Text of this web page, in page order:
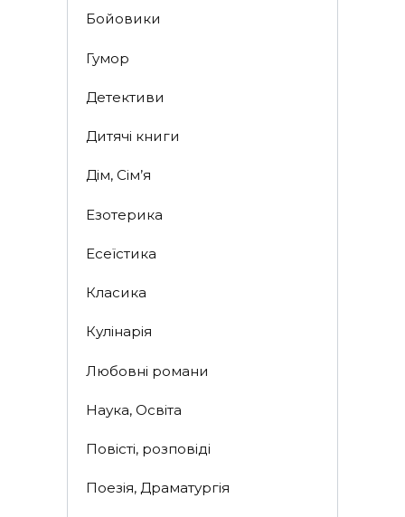
Бойовики
Гумор
Детективи
Дитячі книги
Дім, Сім’я
Езотерика
Есеїстика
Класика
Кулінарія
Любовні романи
Наука, Освіта
Повісті, розповіді
Поезія, Драматургія